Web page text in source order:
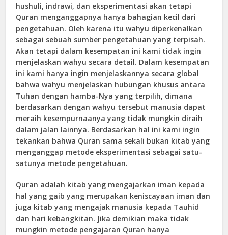
hushuli, indrawi, dan eksperimentasi akan tetapi
Quran menganggapnya hanya bahagian kecil dari
pengetahuan. Oleh karena itu wahyu diperkenalkan
sebagai sebuah sumber pengetahuan yang terpisah.
Akan tetapi dalam kesempatan ini kami tidak ingin
menjelaskan wahyu secara detail. Dalam kesempatan
ini kami hanya ingin menjelaskannya secara global
bahwa wahyu menjelaskan hubungan khusus antara
Tuhan dengan hamba-Nya yang terpilih, dimana
berdasarkan dengan wahyu tersebut manusia dapat
meraih kesempurnaanya yang tidak mungkin diraih
dalam jalan lainnya. Berdasarkan hal ini kami ingin
tekankan bahwa Quran sama sekali bukan kitab yang
menganggap metode eksperimentasi sebagai satu-
satunya metode pengetahuan.
Quran adalah kitab yang mengajarkan iman kepada
hal yang gaib yang merupakan keniscayaan iman dan
juga kitab yang mengajak manusia kepada Tauhid
dan hari kebangkitan. Jika demikian maka tidak
mungkin metode pengajaran Quran hanya